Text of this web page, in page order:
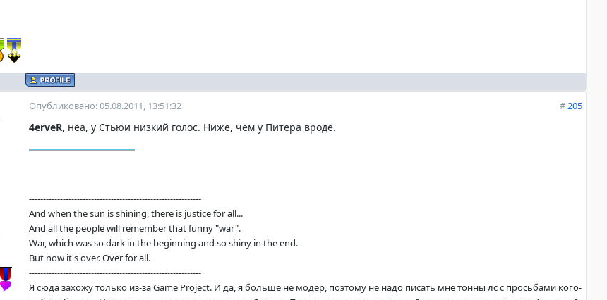
#205
Опубликовано: 05.08.2011, 13:51:32
4erveR, неа, у Стьюи низкий голос. Ниже, чем у Питера вроде.
-------------------------------------------------------------
And when the sun is shining, there is justice for all...
And all the people will remember that funny "war".
War, which was so dark in the beginning and so shiny in the end.
But now it's over. Over for all.
-------------------------------------------------------------
Я сюда захожу только из-за Game Project. И да, я больше не модер, поэтому не надо писать мне тонны лс с просьбами кого-